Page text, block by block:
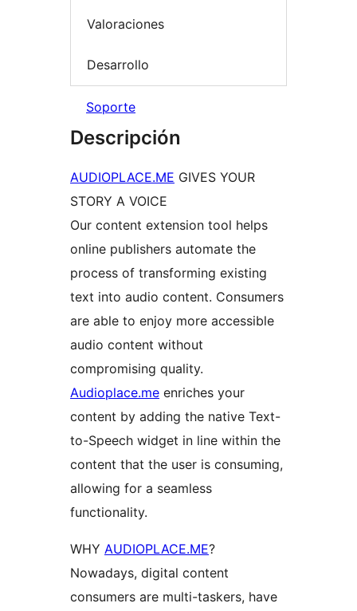
Valoraciones
Desarrollo
Soporte
Descripción
AUDIOPLACE.ME GIVES YOUR
STORY A VOICE
Our content extension tool helps
online publishers automate the
process of transforming existing
text into audio content. Consumers
are able to enjoy more accessible
audio content without
compromising quality.
Audioplace.me enriches your
content by adding the native Text-
to-Speech widget in line within the
content that the user is consuming,
allowing for a seamless
functionality.
WHY AUDIOPLACE.ME?
Nowadays, digital content
consumers are multi-taskers, have